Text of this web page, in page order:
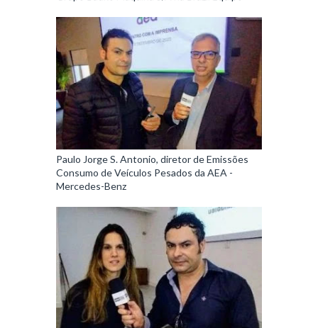
Paulo Jorge S. Antonio, diretor de Emissões
Consumo de Veículos Pesados da AEA -
Mercedes-Benz